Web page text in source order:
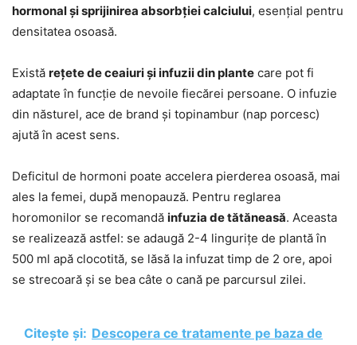
hormonal și sprijinirea absorbției calciului, esențial pentru
densitatea osoasă.
Există rețete de ceaiuri și infuzii din plante care pot fi
adaptate în funcție de nevoile fiecărei persoane. O infuzie
din năsturel, ace de brand și topinambur (nap porcesc)
ajută în acest sens.
Deficitul de hormoni poate accelera pierderea osoasă, mai
ales la femei, după menopauză. Pentru reglarea
horomonilor se recomandă infuzia de tătăneasă. Aceasta
se realizează astfel: se adaugă 2-4 lingurițe de plantă în
500 ml apă clocotită, se lăsă la infuzat timp de 2 ore, apoi
se strecoară și se bea câte o cană pe parcursul zilei.
Citește și: Descopera ce tratamente pe baza de